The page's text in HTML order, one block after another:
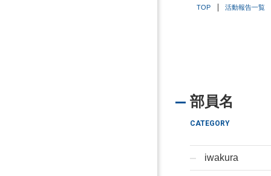
TOP 活動報告一覧
部員名
CATEGORY
iwakura